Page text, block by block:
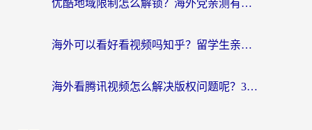
优酷地域限制怎么解锁？海外党亲测有效的追剧自由指南
海外可以看好看视频吗知乎？留学生亲测有效的回国追剧解决方案
海外看腾讯视频怎么解决版权问题呢？3步让你轻松解锁国内影视自由